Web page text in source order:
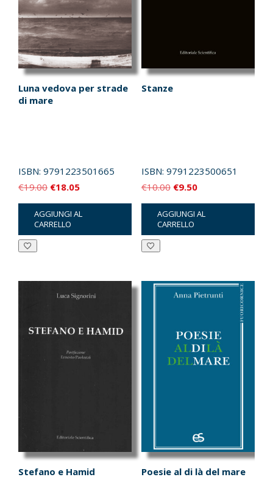
Luna vedova per strade
di mare
ISBN: 9791223501665
€19.00 Il
prezzo
originale
era:
€18.05Il
prezzo
attuale
è:
AGGIUNGI AL
CARRELLO
Stanze
ISBN: 9791223500651
€10.00 Il
prezzo
originale
era:
€9.50Il
prezzo
attuale
è:
AGGIUNGI AL
CARRELLO
Stefano e Hamid Poesie al di là del mare